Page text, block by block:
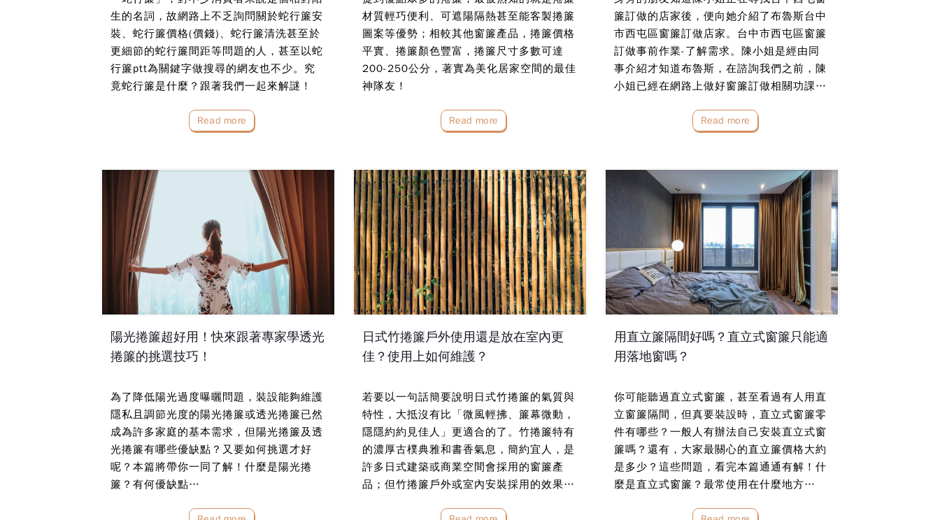
生的名詞，故網路上不乏詢問關於蛇行簾安
裝、蛇行簾價格(價錢)、蛇行簾清洗甚至於
更細節的蛇行簾間距等問題的人，甚至以蛇
行簾ptt為關鍵字做搜尋的網友也不少。究
竟蛇行簾是什麼？跟著我們一起來解謎！
Read more
材質輕巧便利、可遮陽隔熱甚至能客製捲簾
圖案等優勢；相較其他窗簾產品，捲簾價格
平實、捲簾顏色豐富，捲簾尺寸多數可達
200-250公分，著實為美化居家空間的最佳
神隊友！
Read more
簾訂做的店家後，便向她介紹了布魯斯台中
市西屯區窗簾訂做店家。台中市西屯區窗簾
訂做事前作業-了解需求。陳小姐是經由同
事介紹才知道布魯斯，在諮詢我們之前，陳
小姐已經在網路上做好窗簾訂做相關功課，
Read more
陽光捲簾超好用！快來跟著專家學透光
捲簾的挑選技巧！
為了降低陽光過度曝曬問題，裝設能夠維護
隱私且調節光度的陽光捲簾或透光捲簾已然
成為許多家庭的基本需求，但陽光捲簾及透
光捲簾有哪些優缺點？又要如何挑選才好
呢？本篇將帶你一同了解！什麼是陽光捲
簾？有何優缺點…
日式竹捲簾戶外使用還是放在室內更
佳？使用上如何維護？
若要以一句話簡要說明日式竹捲簾的氣質與
特性，大抵沒有比「微風輕拂、簾幕微動，
隱隱約約見佳人」更適合的了。竹捲簾特有
的濃厚古樸典雅和書香氣息，簡約宜人，是
許多日式建築或商業空間會採用的窗簾產
品；但竹捲簾戶外或室內安裝採用的效果會
用直立簾隔間好嗎？直立式窗簾只能適
用落地窗嗎？
你可能聽過直立式窗簾，甚至看過有人用直
立窗簾隔間，但真要裝設時，直立式窗簾零
件有哪些？一般人有辦法自己安裝直立式窗
簾嗎？還有，大家最關心的直立簾價格大約
是多少？這些問題，看完本篇通通有解！什
麼是直立式窗簾？最常使用在什麼地方…